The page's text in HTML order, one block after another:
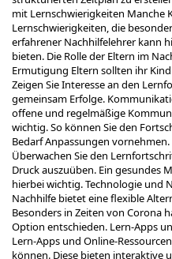
mit Lernschwierigkeiten Manche
Lernschwierigkeiten, die
erfahrener Nachhilfelehrer kann
bieten. Die Rolle der Eltern im
Ermutigung Eltern sollten ihr
Zeigen Sie Interesse an den
gemeinsam Erfolge.
offene und regelmäßige
wichtig. So können Sie den
Bedarf Anpassungen
Überwachen Sie den
Druck auszuüben. Ein gesundes
hierbei wichtig. Technologie und
Nachhilfe bietet eine flexible
Besonders in Zeiten von Corona
Option entschieden. Lern-Apps
Lern-Apps und Online-
können. Diese bieten interaktive